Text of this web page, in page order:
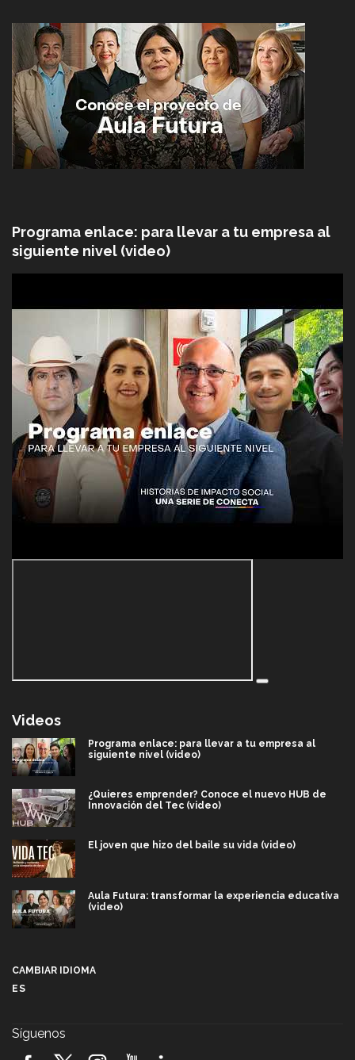
Programa enlace: para llevar a tu empresa al
siguiente nivel (video)
Videos
Programa enlace: para llevar a tu empresa al
siguiente nivel (video)
¿Quieres emprender? Conoce el nuevo HUB de
Innovación del Tec (video)
El joven que hizo del baile su vida (video)
Aula Futura: transformar la experiencia educativa
(video)
CAMBIAR IDIOMA
ES
Síguenos